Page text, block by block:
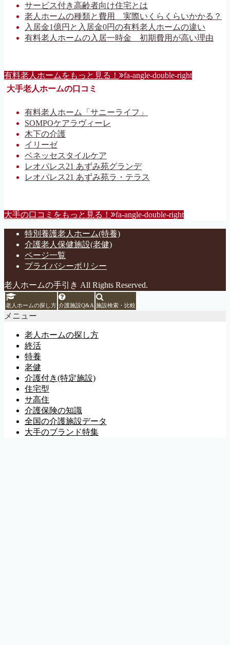
サービス付き高齢者向け住宅とは
老人ホームの種類と費用 実際いくらくらいかかる？
入居金1億円と入居金0円の有料老人ホームの違い
有料老人ホームの入居一時金 初期費用が高い理由
有料老人ホームをもっと見る！ fa-angle-double-right
大手老人ホームの口コミ
有料老人ホーム「サニーライフ」
SOMPOケアラヴィーレ
木下の介護
イリーゼ
ベネッセスタイルケア
レオパレス21 あずみ苑グランデ
レオパレス21 あずみ苑ラ・テラス
大手の口コミをもっと見る！ fa-angle-double-right
特別養護老人ホーム(特養)
介護老人保健施設(老健)
ページ一覧
プライバシーポリシー
老人ホームの手引き All Rights Reserved.
老人ホームの探し方 介護施設Q&A 施設検索・比較
メニュー
老人ホームの探し方
終活
特養
老健
介護付き(特定施設)
住宅型
サ高住
介護保険の知識
全国の介護施設データ
大手のブランド特集